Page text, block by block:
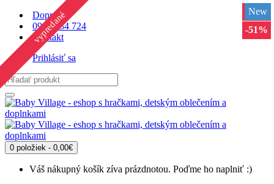
Doprava
0902 234 724
Kontakt
Prihlásiť sa
0 položiek - 0,00€
Váš nákupný košík zíva prázdnotou. Poďme ho naplniť :)
-31%
-40%
-49%
-48%
-48%
-49%
-49%
vypredané -49%
-49%
-49%
-48%
-48%
-49%
-49%
-49%
-19%
-29%
-35%
-37%
-48%
-48%
New
-31%
New
-34%
New
-53%
New
-31%
New
-31%
New
-51%
New
-31%
New
-31%
New
-31%
New
-34%
New
-51%